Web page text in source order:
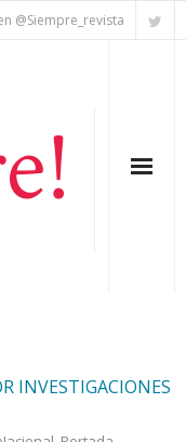
@Siempre_revista
INVESTIGACIONES